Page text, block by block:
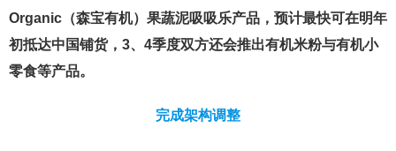
Organic（森宝有机）果蔬泥吸吸乐产品，预计最快可在明年
初抵达中国铺货，3、4季度双方还会推出有机米粉与有机小
零食等产品。
完成架构调整